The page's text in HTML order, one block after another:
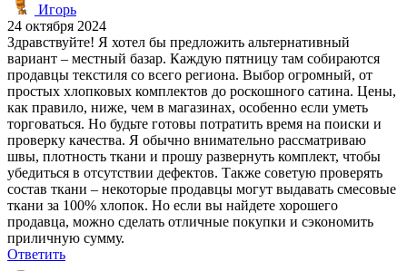
Игорь
24 октября 2024
Здравствуйте! Я хотел бы предложить альтернативный
вариант – местный базар. Каждую пятницу там собираются
продавцы текстиля со всего региона. Выбор огромный, от
простых хлопковых комплектов до роскошного сатина. Цены,
как правило, ниже, чем в магазинах, особенно если уметь
торговаться. Но будьте готовы потратить время на поиски и
проверку качества. Я обычно внимательно рассматриваю
швы, плотность ткани и прошу развернуть комплект, чтобы
убедиться в отсутствии дефектов. Также советую проверять
состав ткани – некоторые продавцы могут выдавать смесовые
ткани за 100% хлопок. Но если вы найдете хорошего
продавца, можно сделать отличные покупки и сэкономить
приличную сумму.
Ответить